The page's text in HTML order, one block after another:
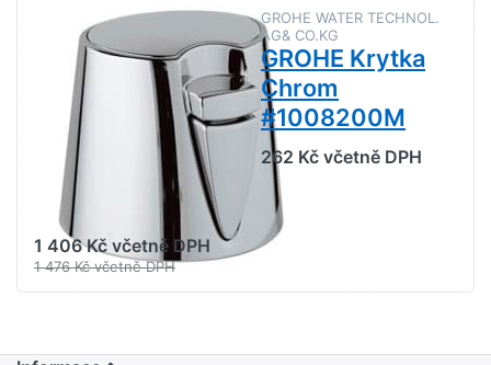
GROHE WATER TECHNOL.
AG& CO.KG
GROHE
Grohtherm
3000
Stupnicové
ovládání Chrom
#47755000
1 406 Kč včetně DPH
1 476 Kč včetně DPH
GROHE WATER TECHNOL.
AG& CO.KG
GROHE Krytka
Chrom
#1008200M
262 Kč včetně DPH